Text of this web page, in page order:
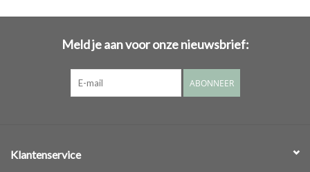
Meld je aan voor onze nieuwsbrief:
ABONNEER
Klantenservice